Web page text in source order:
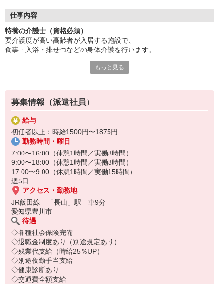
施設ならではの安心感と安定性。
チームで協力し合える環境です。
専門性の高い介護を実践できます！
スキルアップ研修も豊富にご用意。
あなたの頑張りをしっかり評価します。
やりがいのある仕事に挑戦しませんか？
仕事内容
特養の介護士（資格必須）
要介護度が高い高齢者が入居する施設で、
食事・入浴・排せつなどの身体介護を行います。
利用者さまの日常生活をサポートし、
資格をお持ちの方はしっかりと活かせる環境があります♪
もっと見る
募集情報（派遣社員）
給与
初任者以上：時給1500円〜1875円
勤務時間・曜日
7:00〜16:00（休憩1時間／実働8時間）
9:00〜18:00（休憩1時間／実働8時間）
17:00〜9:00（休憩1時間／実働15時間）
週5日
アクセス・勤務地
JR飯田線 「長山」駅 車9分
愛知県豊川市
待遇
◇各種社会保険完備
◇退職金制度あり（別途規定あり）
◇残業代支給（時給25％UP）
◇別途夜勤手当支給
◇健康診断あり
◇交通費全額支給